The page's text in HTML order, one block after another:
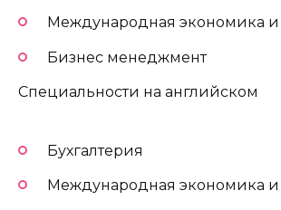
Международная экономика и
Бизнес менеджмент
Специальности на английском
Бухгалтерия
Международная экономика и